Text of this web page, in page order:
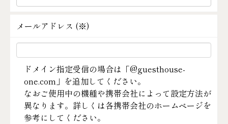
メールアドレス (※)
ドメイン指定受信の場合は「@guesthouse-
one.com」を追加してください。
なおご使用中の機種や携帯会社によって設定方法が
異なります。詳しくは各携帯会社のホームページを
参考にしてください。